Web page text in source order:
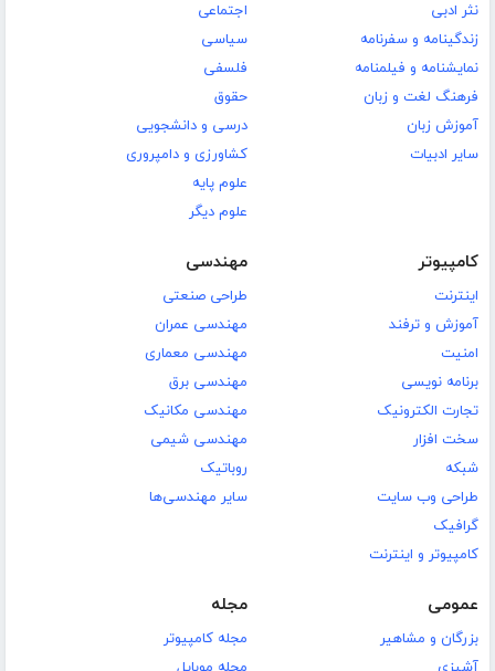
نثر ادبی
زندگینامه و سفرنامه
نمایشنامه و فیلمنامه
فرهنگ لغت و زبان
آموزش زبان
سایر ادبیات
اجتماعی
سیاسی
فلسفی
حقوق
درسی و دانشجویی
کشاورزی و دامپروری
علوم پایه
علوم دیگر
کامپیوتر
اینترنت
آموزش و ترفند
امنیت
برنامه نویسی
تجارت الکترونیک
سخت افزار
شبکه
طراحی وب سایت
گرافیک
کامپیوتر و اینترنت
مهندسی
طراحی صنعتی
مهندسی عمران
مهندسی معماری
مهندسی برق
مهندسی مکانیک
مهندسی شیمی
روباتیک
سایر مهندسی‌ها
عمومی
بزرگان و مشاهیر
مجله
مجله کامپیوتر